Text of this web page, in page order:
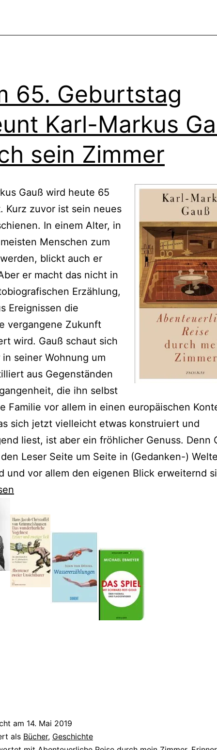
65. Geburtstag
Karl-Markus
sein Zimmer
Gauß wird heute 65
Kurz zuvor ist sein neues
In einem Alter, in
Menschen zum
blickt auch er
er macht das nicht in
Erzählung,
Ereignissen die
vergangene Zukunft
wird. Gauß schaut sich
seiner Wohnung um
aus Gegenständen
die ihn selbst
Familie vor allem in einen europäischen
sich jetzt vielleicht etwas konstruiert und
liest, ist aber ein fröhlicher Genuss. Denn
Leser Seite um Seite in (Gedanken-)
und vor allem den eigenen Blick erweiternd
am 14. Mai 2019
als Bücher, Geschichte